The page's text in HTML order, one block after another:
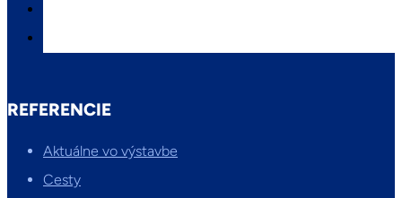
REFERENCIE
Aktuálne vo výstavbe
Cesty